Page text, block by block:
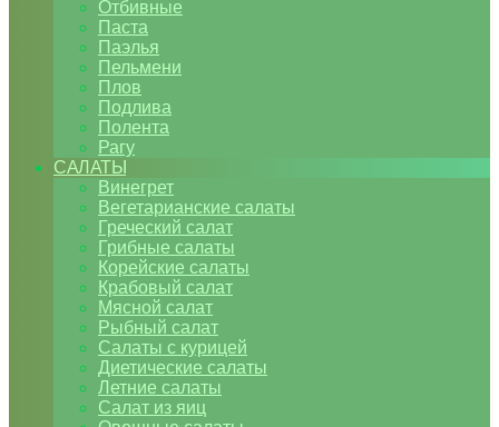
Отбивные
Паста
Паэлья
Пельмени
Плов
Подлива
Полента
Рагу
САЛАТЫ
Винегрет
Вегетарианские салаты
Греческий салат
Грибные салаты
Корейские салаты
Крабовый салат
Мясной салат
Рыбный салат
Салаты с курицей
Диетические салаты
Летние салаты
Салат из яиц